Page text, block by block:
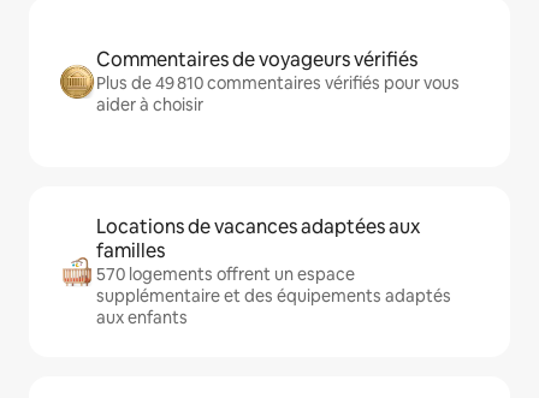
Commentaires de voyageurs vérifiés
Plus de 49 810 commentaires vérifiés pour vous
aider à choisir
Locations de vacances adaptées aux
familles
570 logements offrent un espace
supplémentaire et des équipements adaptés
aux enfants